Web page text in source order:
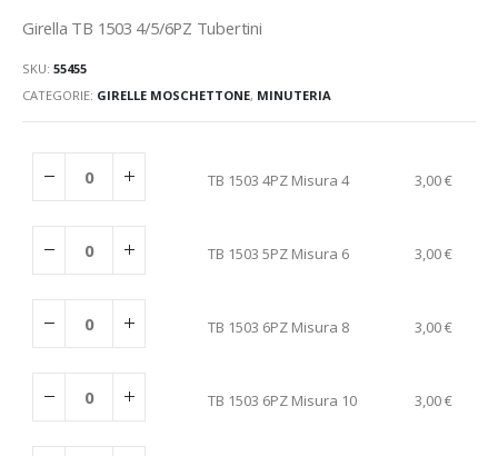
Girella TB 1503 4/5/6PZ Tubertini
SKU: 55455
CATEGORIE: GIRELLE MOSCHETTONE, MINUTERIA
TB 1503 4PZ Misura 4 3,00€
TB 1503 5PZ Misura 6 3,00€
TB 1503 6PZ Misura 8 3,00€
TB 1503 6PZ Misura 10 3,00€